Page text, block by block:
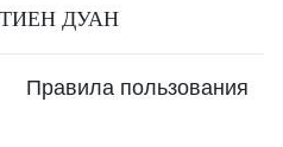
ТИЕН ДУАН
Правила пользования